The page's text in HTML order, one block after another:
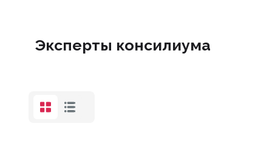
Эксперты консилиума